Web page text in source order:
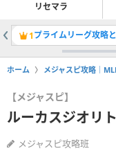
リセマラ
1プライムリーグ攻略
ホーム メジャスピ攻略｜
【メジャスピ】
ルーカスジオリ
メジャスピ攻略班